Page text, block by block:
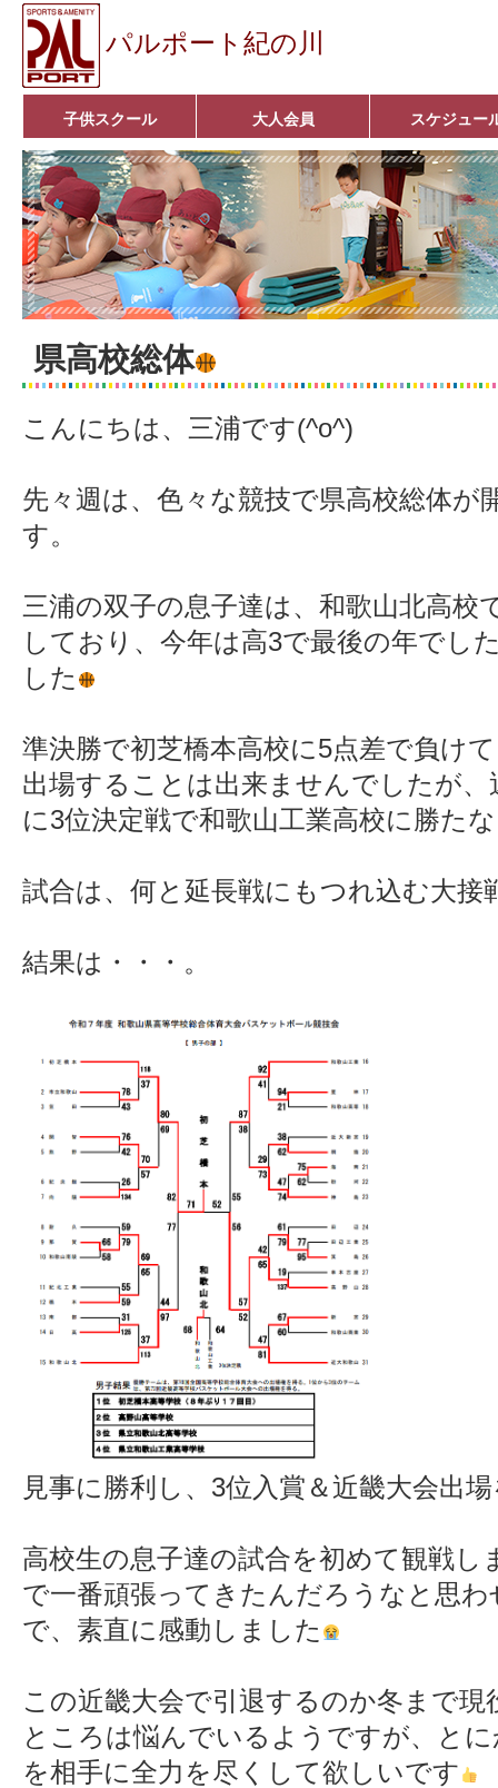
パルポート紀の川
子供スクール
ベビーコース
幼児コース
小学生コース
育成コース
選手コース
キッズパーク(体操教室)
子どもダンス教室
■入会案内■
大人会員
アクア悠々クラブ
いきいきコース
■入会案内■
スケジュー
県高校総体
こんにちは、三浦です(^o^)
先々週は、色々な競技で県高校総体が
す。
三浦の双子の息子達は、和歌山北高校
しており、今年は高3で最後の年でし
した
準決勝で初芝橋本高校に5点差で負け
出場することは出来ませんでしたが
に3位決定戦で和歌山工業高校に勝た
試合は、何と延長戦にもつれ込む大接
結果は・・・。
見事に勝利し、3位入賞＆近畿大会出
高校生の息子達の試合を初めて観戦し
で一番頑張ってきたんだろうなと思
で、素直に感動しました
この近畿大会で引退するのか冬まで
ところは悩んでいるようですが、と
を相手に全力を尽くして欲しいです